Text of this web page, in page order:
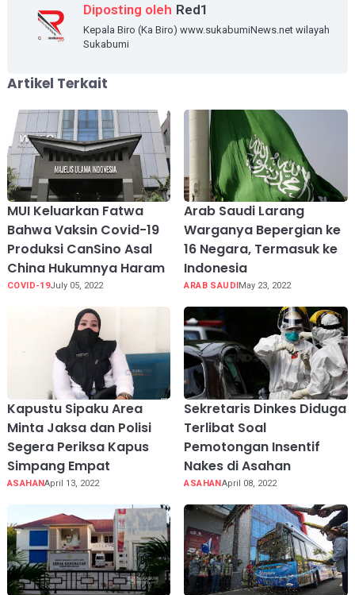
Diposting oleh Red1
Kepala Biro (Ka Biro) www.sukabumiNews.net wilayah
Sukabumi
Artikel Terkait
MUI Keluarkan Fatwa
Bahwa Vaksin Covid-19
Produksi CanSino Asal
China Hukumnya Haram
COVID-19July 05, 2022
Arab Saudi Larang
Warganya Bepergian ke
16 Negara, Termasuk ke
Indonesia
ARAB SAUDI May 23, 2022
Kapustu Sipaku Area
Minta Jaksa dan Polisi
Segera Periksa Kapus
Simpang Empat
ASAHANApril 13, 2022
Sekretaris Dinkes Diduga
Terlibat Soal
Pemotongan Insentif
Nakes di Asahan
ASAHANApril 08, 2022